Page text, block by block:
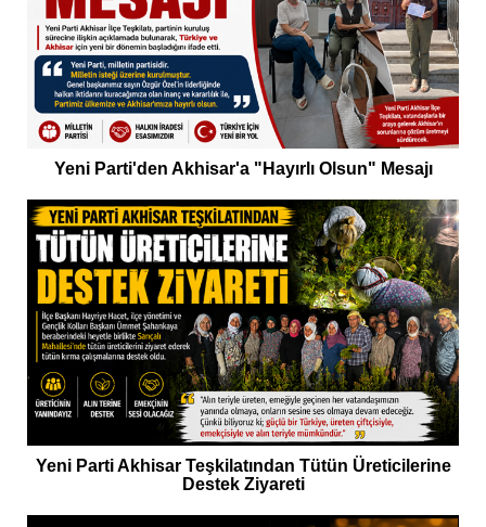
Yeni Parti'den Akhisar'a "Hayırlı Olsun" Mesajı
Yeni Parti Akhisar Teşkilatından Tütün Üreticilerine
Destek Ziyareti